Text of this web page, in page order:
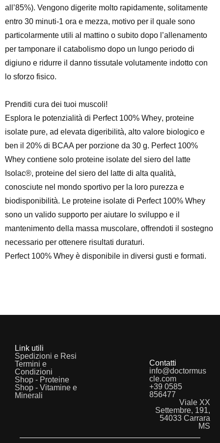
all’85%). Vengono digerite molto rapidamente, solitamente
entro 30 minuti-1 ora e mezza, motivo per il quale sono
particolarmente utili al mattino o subito dopo l’allenamento
per tamponare il catabolismo dopo un lungo periodo di
digiuno e ridurre il danno tissutale volutamente indotto con
lo sforzo fisico.
Prenditi cura dei tuoi muscoli!
Esplora le potenzialità di Perfect 100% Whey, proteine
isolate pure, ad elevata digeribilità, alto valore biologico e
ben il 20% di BCAA per porzione da 30 g. Perfect 100%
Whey contiene solo proteine isolate del siero del latte
Isolac®, proteine del siero del latte di alta qualità,
conosciute nel mondo sportivo per la loro purezza e
biodisponibilità. Le proteine isolate di Perfect 100% Whey
sono un valido supporto per aiutare lo sviluppo e il
mantenimento della massa muscolare, offrendoti il sostegno
necessario per ottenere risultati duraturi.
Perfect 100% Whey è disponibile in diversi gusti e formati.
Link utili
Spedizioni e Resi
Termini e
Condizioni
Shop - Proteine
Shop - Vitamine e
Minerali
Contatti
info@doctormus
cle.com
+39 0585
856477
Viale XX
Settembre, 191,
54033 Carrara
MS